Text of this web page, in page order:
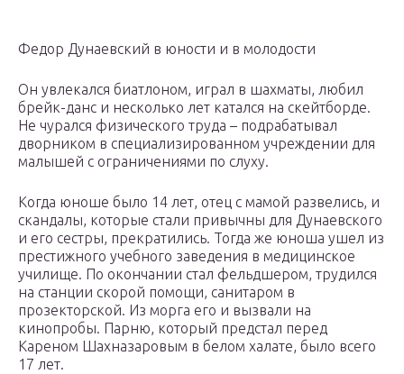
Федор Дунаевский в юности и в молодости
Он увлекался биатлоном, играл в шахматы, любил
брейк-данс и несколько лет катался на скейтборде.
Не чурался физического труда – подрабатывал
дворником в специализированном учреждении для
малышей с ограничениями по слуху.
Когда юноше было 14 лет, отец с мамой развелись, и
скандалы, которые стали привычны для Дунаевского
и его сестры, прекратились. Тогда же юноша ушел из
престижного учебного заведения в медицинское
училище. По окончании стал фельдшером, трудился
на станции скорой помощи, санитаром в
прозекторской. Из морга его и вызвали на
кинопробы. Парню, который предстал перед
Кареном Шахназаровым в белом халате, было всего
17 лет.